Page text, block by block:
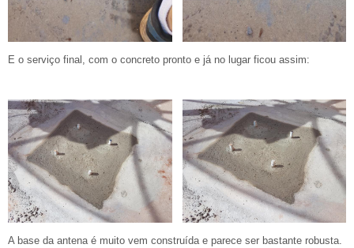
E o serviço final, com o concreto pronto e já no lugar ficou assim:
A base da antena é muito vem construída e parece ser bastante robusta.